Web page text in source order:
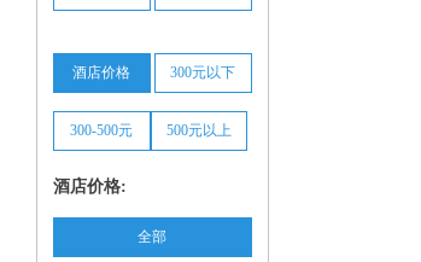
酒店价格 300元以下
300-500元 500元以上
酒店价格:
全部